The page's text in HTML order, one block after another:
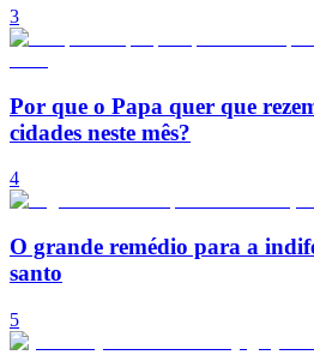
3
Por que o Papa quer que
cidades neste mês?
4
O grande remédio para a
santo
5